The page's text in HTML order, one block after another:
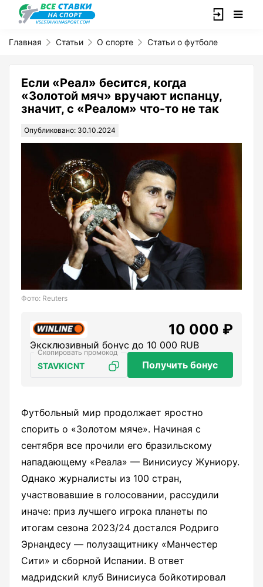
Главная Статьи О спорте Статьи о футболе
Если «Реал» бесится, когда
«Золотой мяч» вручают испанцу,
значит, с «Реалом» что-то не так
Опубликовано: 30.10.2024
Фото: Reuters
10 000 ₽
Эксклюзивный бонус до 10 000 RUB
STAVKICNT Получить бонус
Футбольный мир продолжает яростно
спорить о «Золотом мяче». Начиная с
сентября все прочили его бразильскому
нападающему «Реала» — Винисиусу Жуниору.
Однако журналисты из 100 стран,
участвовавшие в голосовании, рассудили
иначе: приз лучшего игрока планеты по
итогам сезона 2023/24 достался Родриго
Эрнандесу — полузащитнику «Манчестер
Сити» и сборной Испании. В ответ
мадридский клуб Винисиуса бойкотировал